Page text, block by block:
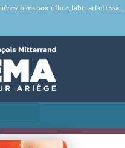
films box-office, label art et essai,